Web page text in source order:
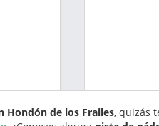
Hondón de los Frailes, quizás